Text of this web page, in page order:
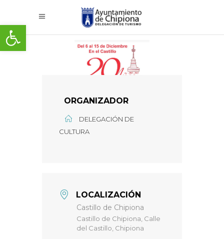
Abrir barra de herramientas
ORGANIZADOR
DELEGACIÓN DE
CULTURA
LOCALIZACIÓN
Castillo de Chipiona
Castillo de Chipiona, Calle
del Castillo, Chipiona